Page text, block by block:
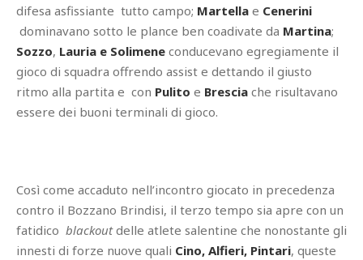
difesa asfissiante tutto campo; Martella e Cenerini
dominavano sotto le plance ben coadivate da Martina;
Sozzo, Lauria e Solimene conducevano egregiamente il
gioco di squadra offrendo assist e dettando il giusto
ritmo alla partita e con Pulito e Brescia che risultavano
essere dei buoni terminali di gioco.
Così come accaduto nell’incontro giocato in precedenza
contro il Bozzano Brindisi, il terzo tempo sia apre con un
fatidico blackoutdelle atlete salentine che nonostante gli
innesti di forze nuove quali Cino, Alfieri, Pintari, queste